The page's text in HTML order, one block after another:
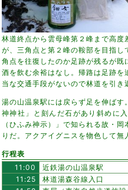
林道終点から雲母峰第２峰まで高
が、三角点と第２峰の鞍部を目指
角点を往復したのか足跡が残るが
酒を飲む余裕はなし。帰路は足跡
当な交通手段がないので林道を引き
湯の山温泉駅には戻らず足を伸ば
神神社」と刻んだ石があり斜めに
（ひふみ神示）」で知られる故・
りだ。アクアイグニスを物色して無
行程表
11:00
近鉄湯の山温泉駅
11:25
林道湯森谷線入口